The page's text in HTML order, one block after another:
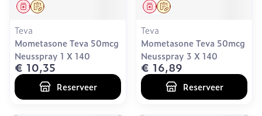
Op voorschrift
Geneesmiddel
Teva
Mometasone Teva 50mcg
Neusspray 1 X 140
€ 10,35
Reserveer
Op voorschrift
Geneesmiddel
Teva
Mometasone Teva 50mcg
Neusspray 3 X 140
€ 16,89
Reserveer